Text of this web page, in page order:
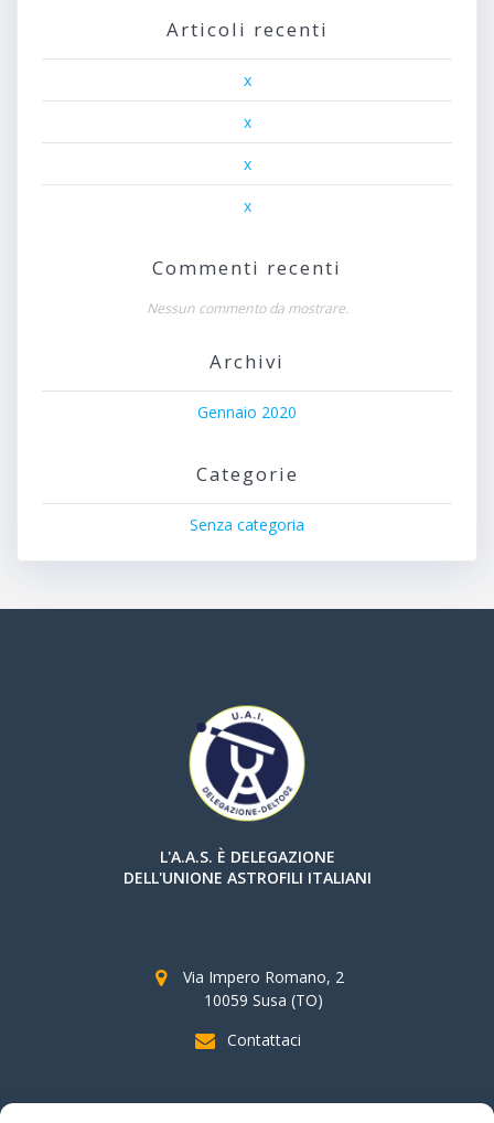
Articoli recenti
x
x
x
x
Commenti recenti
Nessun commento da mostrare.
Archivi
Gennaio 2020
Categorie
Senza categoria
L'A.A.S. È DELEGAZIONE
DELL'UNIONE ASTROFILI ITALIANI
Via Impero Romano, 2
10059 Susa (TO)
Contattaci